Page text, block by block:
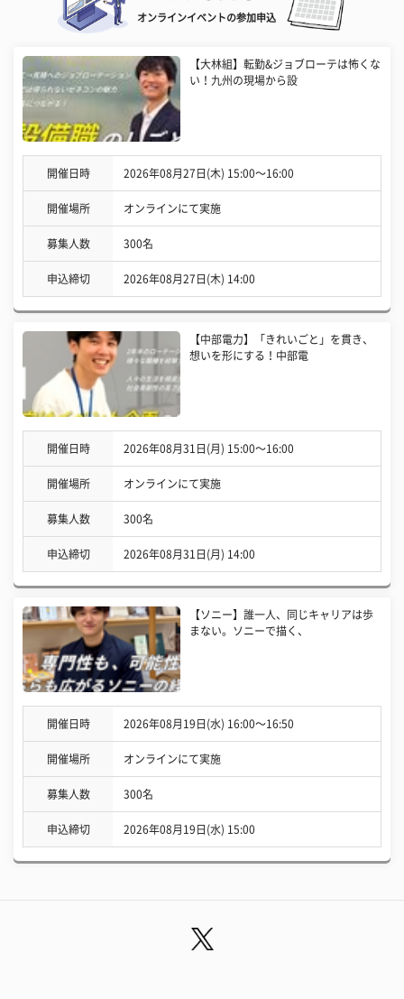
オンラインイベントの参加申込
【大林組】転勤&ジョブローテは怖くな
い！九州の現場から設
開催日時 2026年08月27日(木) 15:00〜16:00
開催場所 オンラインにて実施
募集人数 300名
申込締切 2026年08月27日(木) 14:00
【中部電力】「きれいごと」を貫き、
想いを形にする！中部電
開催日時 2026年08月31日(月) 15:00〜16:00
開催場所 オンラインにて実施
募集人数 300名
申込締切 2026年08月31日(月) 14:00
【ソニー】誰一人、同じキャリアは歩
まない。ソニーで描く、
開催日時 2026年08月19日(水) 16:00〜16:50
開催場所 オンラインにて実施
募集人数 300名
申込締切 2026年08月19日(水) 15:00